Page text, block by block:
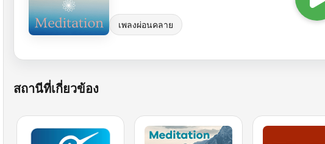
เพลงผ่อนคลาย
สถานีที่เกี่ยวข้อง